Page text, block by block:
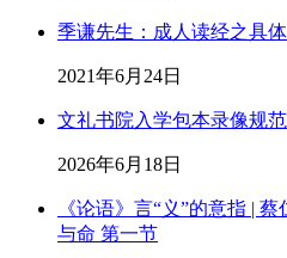
季谦先生：成人读经之具
2021年6月24日
文礼书院入学包本录像规范
2026年6月18日
《论语》言“义”的意指 |
与命 第一节